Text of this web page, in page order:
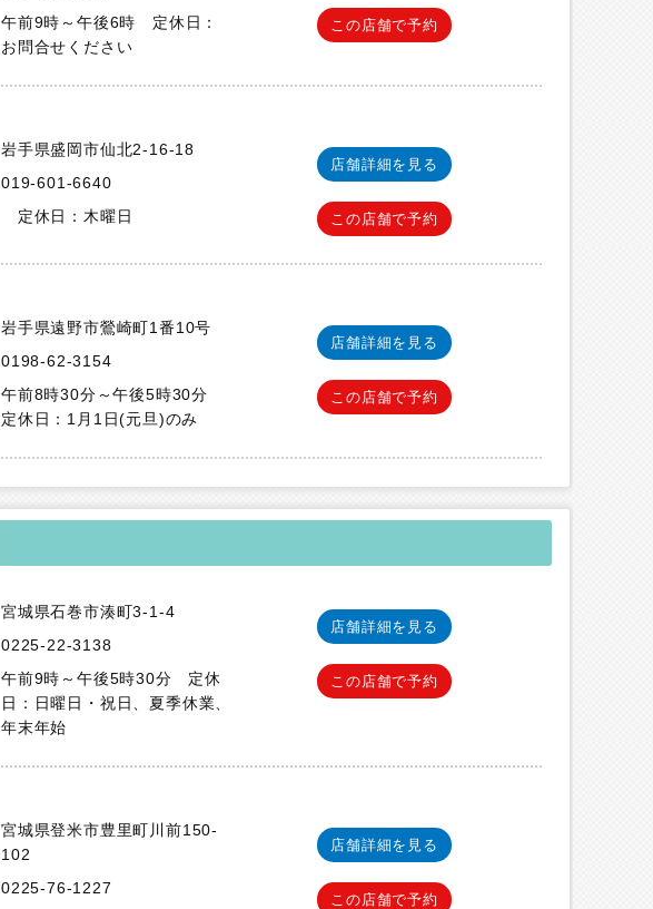
午前9時～午後6時 定休日：
お問合せください
この店舗で予約
岩手県盛岡市仙北2-16-18
019-601-6640
定休日：木曜日
店舗詳細を見る
この店舗で予約
岩手県遠野市鶯崎町1番10号
0198-62-3154
午前8時30分～午後5時30分
定休日：1月1日(元旦)のみ
店舗詳細を見る
この店舗で予約
宮城県石巻市湊町3-1-4
0225-22-3138
午前9時～午後5時30分 定休
日：日曜日・祝日、夏季休業、
年末年始
店舗詳細を見る
この店舗で予約
宮城県登米市豊里町川前150-
102
0225-76-1227
店舗詳細を見る
この店舗で予約